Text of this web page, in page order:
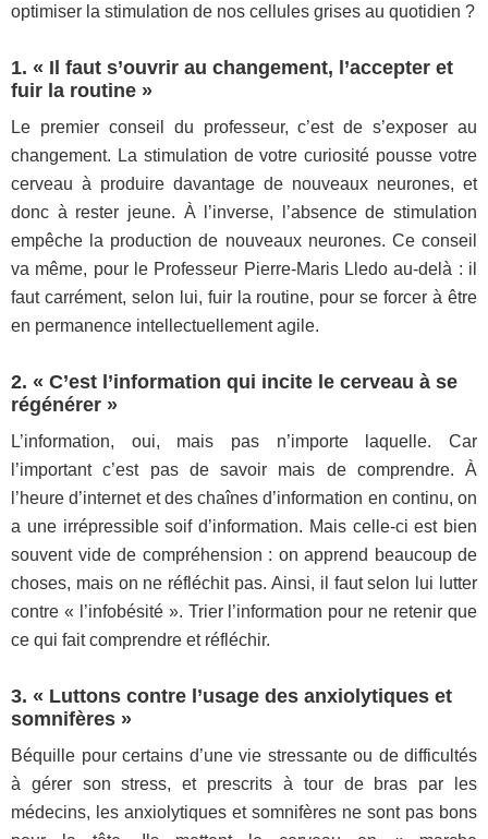
optimiser la stimulation de nos cellules grises au quotidien ?
1. « Il faut s’ouvrir au changement, l’accepter et
fuir la routine »
Le premier conseil du professeur, c’est de s’exposer au
changement. La stimulation de votre curiosité pousse votre
cerveau à produire davantage de nouveaux neurones, et
donc à rester jeune. À l’inverse, l’absence de stimulation
empêche la production de nouveaux neurones. Ce conseil
va même, pour le Professeur Pierre-Maris Lledo au-delà : il
faut carrément, selon lui, fuir la routine, pour se forcer à être
en permanence intellectuellement agile.
2. « C’est l’information qui incite le cerveau à se
régénérer »
L’information, oui, mais pas n’importe laquelle. Car
l’important c’est pas de savoir mais de comprendre. À
l’heure d’internet et des chaînes d’information en continu, on
a une irrépressible soif d’information. Mais celle-ci est bien
souvent vide de compréhension : on apprend beaucoup de
choses, mais on ne réfléchit pas. Ainsi, il faut selon lui lutter
contre « l’infobésité ». Trier l’information pour ne retenir que
ce qui fait comprendre et réfléchir.
3. « Luttons contre l’usage des anxiolytiques et
somnifères »
Béquille pour certains d’une vie stressante ou de difficultés
à gérer son stress, et prescrits à tour de bras par les
médecins, les anxiolytiques et somnifères ne sont pas bons